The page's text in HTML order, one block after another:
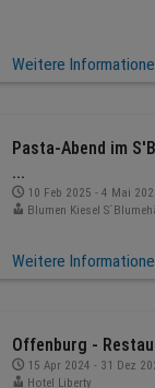
Weitere
Pasta-Abend im
...
10 Feb 2025 - 4 Mai
Blumen Kiesel
Weitere
Offenburg -
15 Apr 2024 - 31 Dez
Hotel Liberty